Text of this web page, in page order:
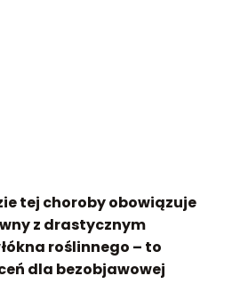
tej choroby obowiązuje
z drastycznym
roślinnego – to
dla bezobjawowej